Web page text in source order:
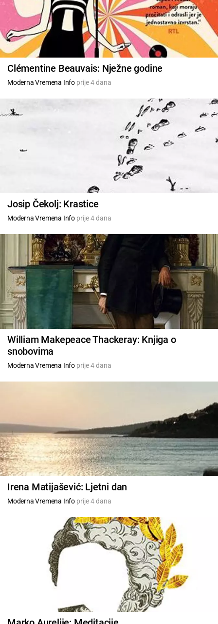
Clémentine Beauvais: Nježne godine
Moderna Vremena Info prije 4 dana
Josip Čekolj: Krastice
Moderna Vremena Info prije 4 dana
William Makepeace Thackeray: Knjiga o
snobovima
Moderna Vremena Info prije 4 dana
Irena Matijašević: Ljetni dan
Moderna Vremena Info prije 4 dana